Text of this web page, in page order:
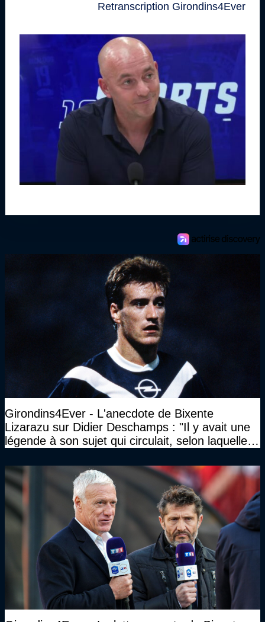
Retranscription Girondins4Ever
Girondins4Ever - L'anecdote de Bixente
Lizarazu sur Didier Deschamps : "Il y avait une
légende à son sujet qui circulait, selon laquelle il